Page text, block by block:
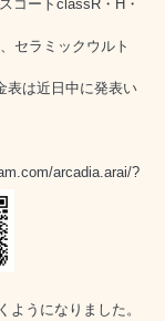
コートclassR・H・
セラミックウルト
は近日中に発表い
arcadia.arai/?
うになりました。